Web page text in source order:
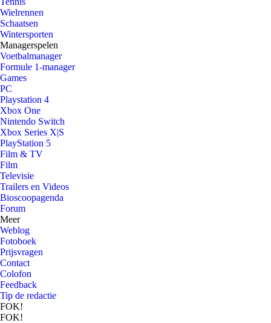
Wielrennen
Schaatsen
Wintersporten
Managerspelen
Voetbalmanager
Formule 1-manager
Games
PC
Playstation 4
Xbox One
Nintendo Switch
Xbox Series X|S
PlayStation 5
Film & TV
Film
Televisie
Trailers en Videos
Bioscoopagenda
Forum
Meer
Weblog
Fotoboek
Prijsvragen
Contact
Colofon
Feedback
Tip de redactie
FOK!
FOK!